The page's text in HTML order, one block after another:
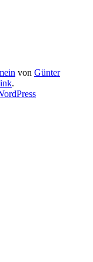
von Günter
.